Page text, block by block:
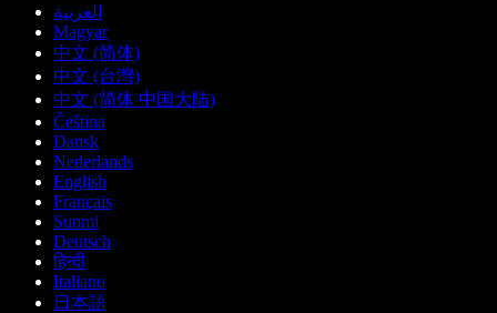
العربية
Magyar
中文 (简体)
中文 (台灣)
中文 (简体 中国大陆)
Čeština
Dansk
Nederlands
English
Français
Suomi
Deutsch
हिन्दी
Italiano
日本語